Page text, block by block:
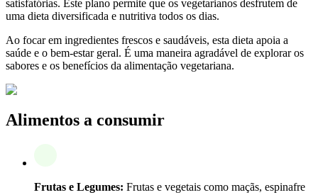
satisfatórias. Este plano permite que os vegetarianos desfrutem de
uma dieta diversificada e nutritiva todos os dias.
Ao focar em ingredientes frescos e saudáveis, esta dieta apoia a
saúde e o bem-estar geral. É uma maneira agradável de explorar os
sabores e os benefícios da alimentação vegetariana.
Alimentos a consumir
Frutas e Legumes: Frutas e vegetais como maçãs, espinafre